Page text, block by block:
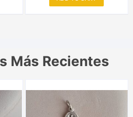
Más Recientes